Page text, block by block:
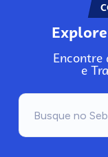
Explore
Encontre
e